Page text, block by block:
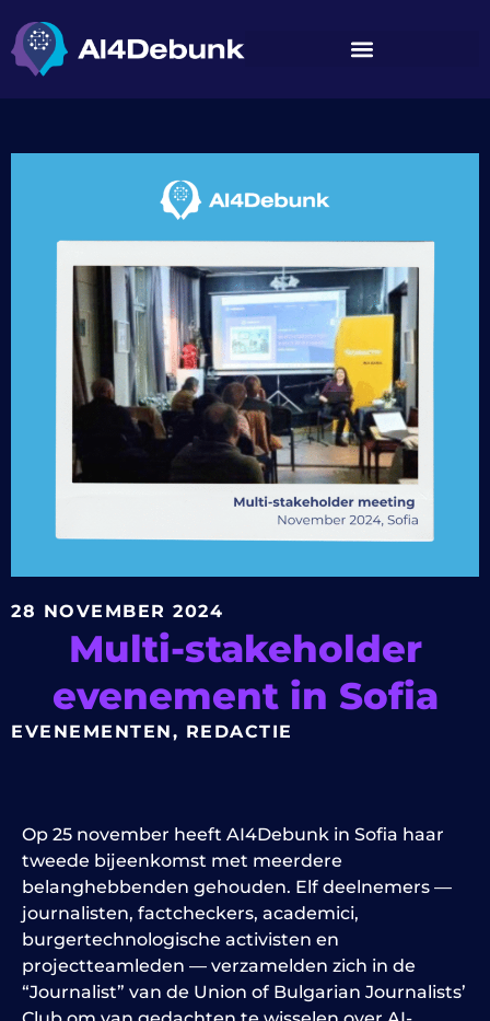
28 NOVEMBER 2024
Multi-stakeholder
evenement in Sofia
EVENEMENTEN, REDACTIE
Op 25 november heeft AI4Debunk in Sofia haar
tweede bijeenkomst met meerdere
belanghebbenden gehouden. Elf deelnemers —
journalisten, factcheckers, academici,
burgertechnologische activisten en
projectteamleden — verzamelden zich in de
“Journalist” van de Union of Bulgarian Journalists’